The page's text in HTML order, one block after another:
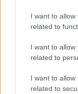
I want to
related to
I want to
related to
I want to
related to